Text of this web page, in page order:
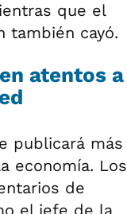
que el
también cayó.
atentos a
publicará más
economía. Los
de
el jefe de la